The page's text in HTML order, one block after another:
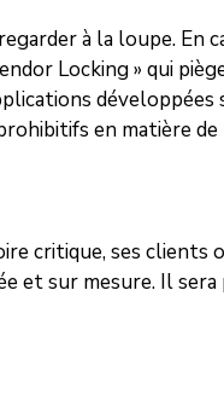
à la loupe.
Locking » qui
en matière de
critique, ses
et sur mesure. Il